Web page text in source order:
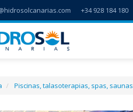
+34 928 184 180
Piscinas, talasoterapias, spas, saunas